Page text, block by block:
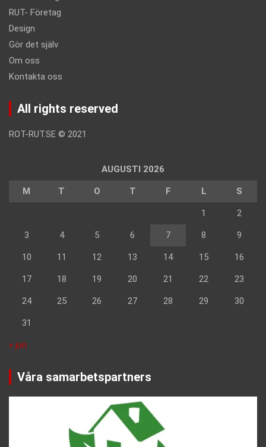
RUT- Företag
Design
Gör det själv
Om oss
Kontakta oss
All rights reserved
ROT-RUT.SE © 2021
AUGUSTI 2026
M T O T F L S
1 2
3 4 5 6 7 8 9
10 11 12 13 14 15 16
17 18 19 20 21 22 23
24 25 26 27 28 29 30
31
« jun
Våra samarbetspartners